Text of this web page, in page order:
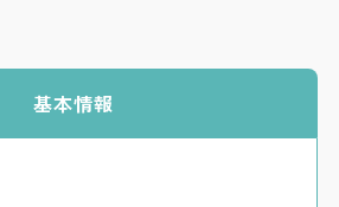
基本情報